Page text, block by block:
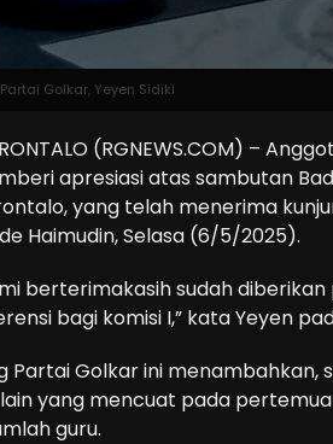
Golkar, Yeyen Sidiki
(RGNEWS.COM) –
apresiasi atas sambutan
yang telah menerima
Haimudin, Selasa (6/5/2025).
berterimakasih sudah
bagi komisi I,” kata Yeyen
Partai Golkar ini menambahkan,
yang mencuat pada
guru.